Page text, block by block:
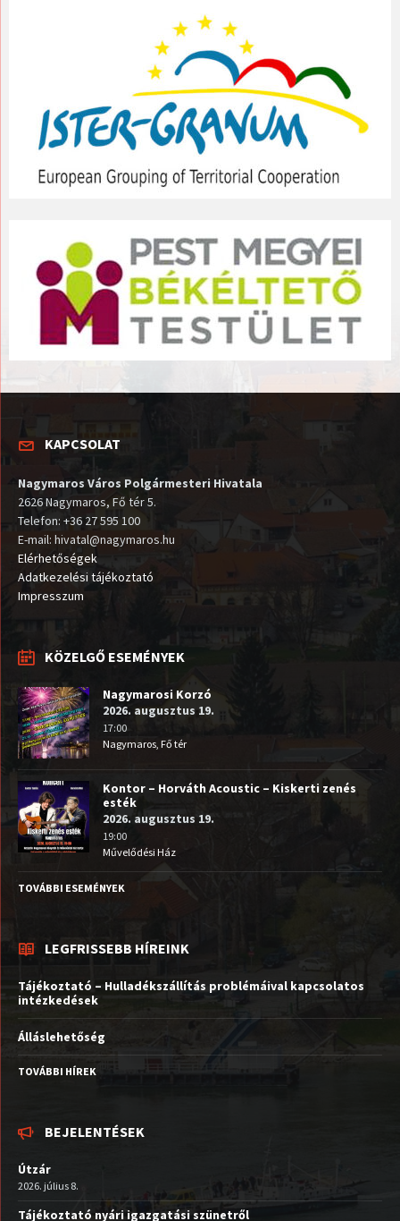
KAPCSOLAT
Nagymaros Város Polgármesteri Hivatala
2626 Nagymaros, Fő tér 5.
Telefon: +36 27 595 100
E-mail: hivatal@nagymaros.hu
Elérhetőségek
Adatkezelési tájékoztató
Impresszum
KÖZELGŐ ESEMÉNYEK
Nagymarosi Korzó
2026. augusztus 19.
17:00
Nagymaros, Fő tér
Kontor – Horváth Acoustic – Kiskerti zenés
esték
2026. augusztus 19.
19:00
Művelődési Ház
TOVÁBBI ESEMÉNYEK
LEGFRISSEBB HÍREINK
Tájékoztató – Hulladékszállítás problémáival kapcsolatos
intézkedések
Álláslehetőség
TOVÁBBI HÍREK
BEJELENTÉSEK
Útzár
2026. július 8.
Tájékoztató nyári igazgatási szünetről